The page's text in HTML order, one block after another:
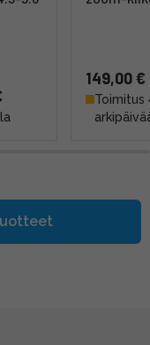
149,00 €
Toimitus